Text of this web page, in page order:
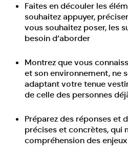
Faites en découler les
souhaitez appuyer,
vous souhaitez poser, les
besoin d‘aborder
Montrez que vous
et son environnement, ne
adaptant votre tenue
de celle des personnes
Préparez des réponses et
précises et concrètes, qui
compréhension des